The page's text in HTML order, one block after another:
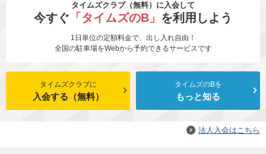
タイムズクラブ（無料）に入会して
今すぐ 「タイムズのB」 を利用しよう
1日単位の定額料金で、出し入れ自由！
全国の駐車場をWebから予約できるサービスです
タイムズクラブに
入会する（無料）
タイムズのBを
もっと知る
法人入会はこちら